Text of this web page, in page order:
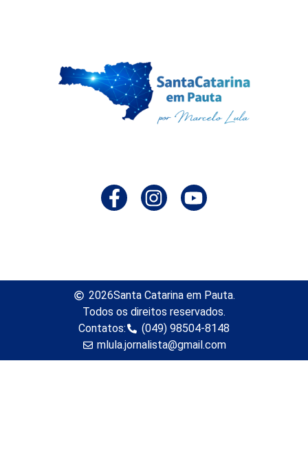
2026Santa Catarina em Pauta.
Todos os direitos reservados.
Contatos:
(049) 98504-8148
mlula.jornalista@gmail.com